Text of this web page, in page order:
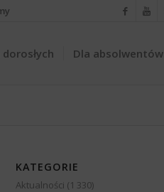
dorosłych Dla absolwentów
KATEGORIE
Aktualności (1 330)